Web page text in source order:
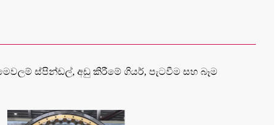
ස්පින්ඩල්, අඩු කිරීමේ ගියර්, පැටවීම සහ බෑම